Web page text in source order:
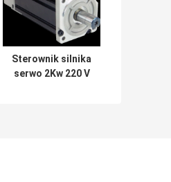
Sterownik silnika
serwo 2Kw 220 V